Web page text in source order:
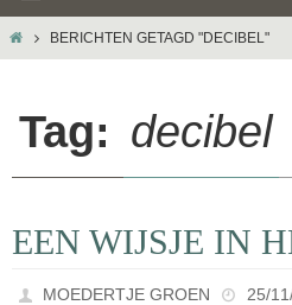
HOMEBERICHTEN GETAGD "DECIBEL"
Tag: decibel
EEN WIJSJE IN
MOEDERTJE GROEN 25/